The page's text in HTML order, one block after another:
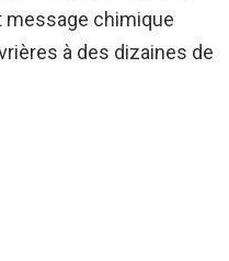
chimique
à des dizaines de